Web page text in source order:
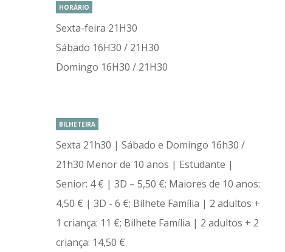
HORÁRIO
Sexta-feira 21H30
Sábado 16H30 / 21H30
Domingo 16H30 / 21H30
BILHETEIRA
Sexta 21h30 | Sábado e Domingo 16h30 /
21h30 Menor de 10 anos | Estudante |
Senior: 4 € | 3D – 5,50 €; Maiores de 10 anos:
4,50 € | 3D - 6 €; Bilhete Família | 2 adultos +
1 criança: 11 €; Bilhete Família | 2 adultos + 2
criança: 14,50 €